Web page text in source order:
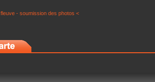
- soumission des photos <